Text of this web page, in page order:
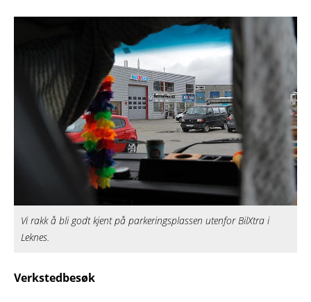
Vi rakk å bli godt kjent på parkeringsplassen utenfor BilXtra i
Leknes.
Verkstedbesøk